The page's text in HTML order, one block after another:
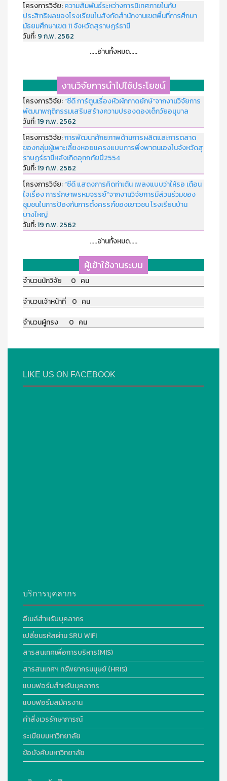
โครงการวิจัย:ความสัมพันธ์ระหว่างการนิเทศภายในกับ
ประสิทธิผลของโรงเรียนในสังกัดสำนักงานเขตพื้นที่การศึกษา
มัธยมศึกษาเขต 11 จังหวัดสุราษฎร์ธานี
วันที่:9 ก.พ. 2562
.....อ่านทั้งหมด.....
งานวิจัยการนำไปใช้ประโยชน์
โครงการวิจัย:“ซีดี การ์ตูนเรื่องหัวผักกาดยักษ์”จากงานวิจัยการ
พัฒนาพฤติกรรมเสริมสร้างความปรองดองเด็กวัยอนุบาล
วันที่:19 ก.พ. 2562
โครงการวิจัย:การพัฒนาศักยภาพด้านการผลิตและการตลาด
ของกลุ่มผู้เพาะเลี้ยงหอยแครงแบบการพึ่งพาตนเองในจังหวัดสุ
ราษฏร์ธานีหลังเกิดอุทกภัยปี2554
วันที่:19 ก.พ. 2562
โครงการวิจัย:“ซีดี แสดงการคิดท่าเต้น เพลงแบบว่าให้รอ เตือน
ใจเรื่อง การรักษาพรหมจรรย์”จากงานวิจัยการมีส่วนร่วมของ
ชุมชนในการป้องกันการตั้งครรภ์ของเยาวชน โรงเรียนบ้าน
บางใหญ่
วันที่:19 ก.พ. 2562
.....อ่านทั้งหมด.....
ผู้เข้าใช้งานระบบ
จำนวนนักวิจัย 0 คน
จำนวนเจ้าหน้าที่ 0 คน
จำนวนผู้ทรง 0 คน
LIKE US ON FACEBOOK
บริการบุคลากร
อีเมล์สำหรับบุคลากร
เปลี่ยนรหัสผ่าน SRU WIFI
สารสนเทศเพื่อการบริหาร(MIS)
สารสนเทศฯ ทรัพยากรมนุษย์ (HRIS)
แบบฟอร์มสำหรับบุคลากร
แบบฟอร์มสมัครงาน
คำสั่งเวรรักษาการณ์
ระเบียบมหาวิทยาลัย
ข้อบังคับมหาวิทยาลัย